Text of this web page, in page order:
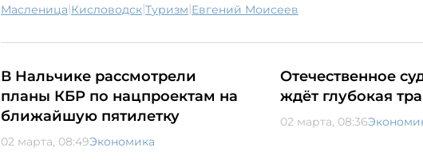
масленица| Кисловодск| туризм| Евгений Моисеев
В Нальчике рассмотрели
планы КБР по нацпроектам на
ближайшую пятилетку
02 марта, 08:49Экономика
Отечественное
ждёт глубокая
02 марта, 08:36